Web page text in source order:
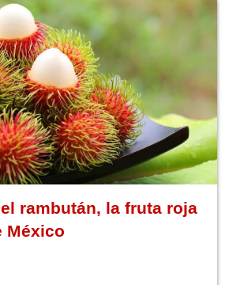
rambután, la fruta roja
México